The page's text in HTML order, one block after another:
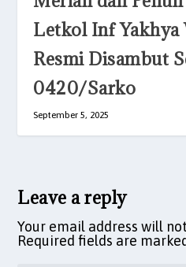
Letkol Inf
Resmi Disambut
0420/Sarko
September 5, 2025
Leave a reply
Your email address will
Required fields are